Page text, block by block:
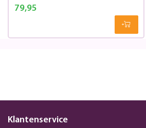
79,95
Klantenservice